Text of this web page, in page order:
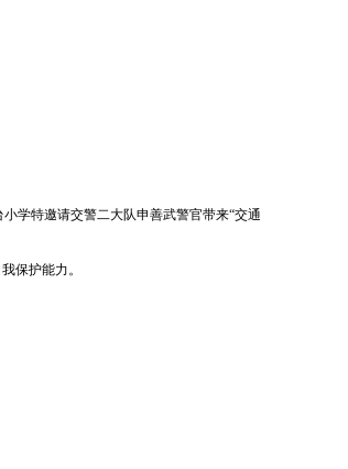
学特邀请交警二大队申善武警官带来“交通
保护能力。